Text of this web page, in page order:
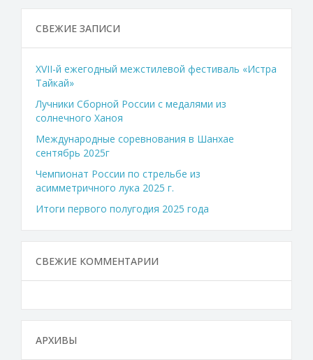
СВЕЖИЕ ЗАПИСИ
XVII-й ежегодный межстилевой фестиваль «Истра
Тайкай»
Лучники Сборной России с медалями из
солнечного Ханоя
Международные соревнования в Шанхае
сентябрь 2025г
Чемпионат России по стрельбе из
асимметричного лука 2025 г.
Итоги первого полугодия 2025 года
СВЕЖИЕ КОММЕНТАРИИ
АРХИВЫ